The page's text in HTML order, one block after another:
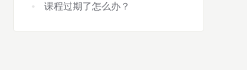
课程过期了怎么办？